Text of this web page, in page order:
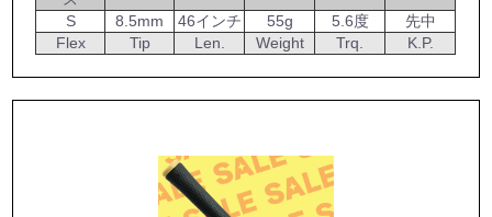
S
8.5mm 46インチ 55g 5.6度
先中
Flex
Tip Len. Weight Trq. K.P.